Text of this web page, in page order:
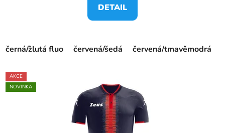
DETAIL
černá/žlutá fluo červená/šedá červená/tmavěmodrá
AKCE
NOVINKA